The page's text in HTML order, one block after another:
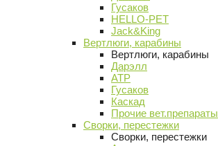
Гусаков
HELLO-PET
Jack&King
Вертлюги, карабины
Вертлюги, карабины
Дарэлл
АТР
Гусаков
Каскад
Прочие вет.препараты
Сворки, перестежки
Сворки, перестежки